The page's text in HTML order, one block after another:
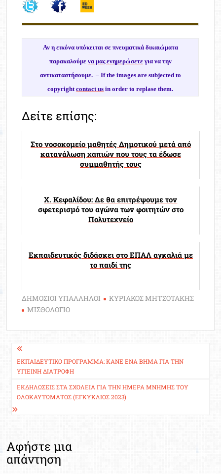
Αν η εικόνα υπόκειται σε πνευματικά δικαιώματα
παρακαλούμε να μας ενημερώσετεγια να την
αντικαταστήσουμε. – If the images are subjected to
copyrightcontact us in order to replase them.
Δείτε επίσης:
Στο νοσοκομείο μαθητές Δημοτικού μετά από
κατανάλωση χαπιών που τους τα έδωσε
συμμαθητής τους
Χ. Κεφαλίδου: Δε θα επιτρέψουμε τον
σφετερισμό του αγώνα των φοιτητών στο
Πολυτεχνείο
Εκπαιδευτικός διδάσκει στο ΕΠΑΛ αγκαλιά με
το παιδί της
ΔΗΜΟΣΙΟΙ ΥΠΑΛΛΗΛΟΙ
ΚΥΡΙΑΚΟΣ ΜΗΤΣΟΤΑΚΗΣ
ΜΙΣΘΟΛΟΓΙΟ
Πλοήγηση
άρθρων
ΕΚΠΑΙΔΕΥΤΙΚΌ ΠΡΌΓΡΑΜΜΑ: ΚΆΝΕ ΈΝΑ ΒΉΜΑ ΓΙΑ ΤΗΝ
ΥΓΙΕΙΝΉ ΔΙΑΤΡΟΦΉ
ΕΚΔΗΛΏΣΕΙΣ ΣΤΑ ΣΧΟΛΕΊΑ ΓΙΑ ΤΗΝ ΗΜΈΡΑ ΜΝΉΜΗΣ Τ
ΟΥ ΟΛΟΚΑΥΤΏΜΑΤΟΣ (ΕΓΚΎΚΛΙΟΣ 2023)
Αφήστε μια
απάντηση